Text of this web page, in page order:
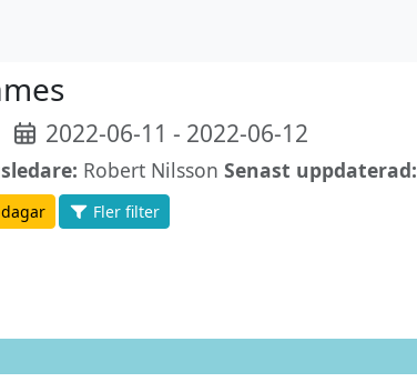
2022-06-11 - 2022-06-12
Robert Nilsson Senast uppdaterad:
Fler filter